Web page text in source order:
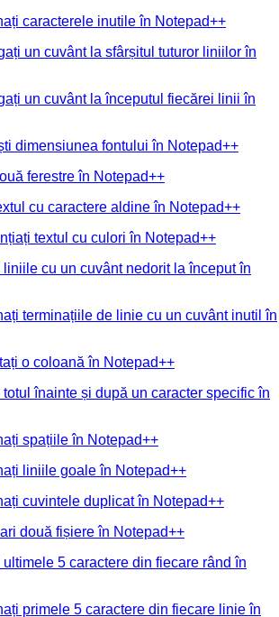
caracterele inutile în Notepad++
un cuvânt la sfârșitul tuturor liniilor în
un cuvânt la începutul fiecărei linii în
dimensiunea fontului în Notepad++
ferestre în Notepad++
cu caractere aldine în Notepad++
textul cu culori în Notepad++
cu un cuvânt nedorit la început în
terminațiile de linie cu un cuvânt inutil în
o coloană în Notepad++
înainte și după un caracter specific în
spațiile în Notepad++
liniile goale în Notepad++
cuvintele duplicat în Notepad++
două fișiere în Notepad++
5 caractere din fiecare rând în
primele 5 caractere din fiecare linie în